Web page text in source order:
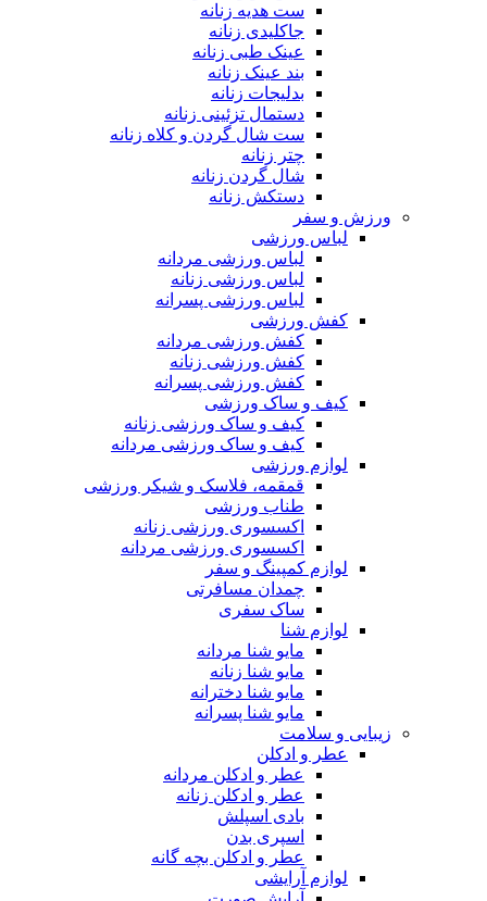
ست هدیه زنانه
جاکلیدی زنانه
عینک طبی زنانه
بند عینک زنانه
بدلیجات زنانه
دستمال تزئینی زنانه
ست شال گردن و کلاه زنانه
چتر زنانه
شال گردن زنانه
دستکش زنانه
ورزش و سفر
لباس ورزشی
لباس ورزشی مردانه
لباس ورزشی زنانه
لباس ورزشی پسرانه
کفش ورزشی
کفش ورزشی مردانه
کفش ورزشی زنانه
کفش ورزشی پسرانه
کیف و ساک ورزشی
کیف و ساک ورزشی زنانه
کیف و ساک ورزشی مردانه
لوازم ورزشی
قمقمه، فلاسک و شیکر ورزشی
طناب ورزشی
اکسسوری ورزشی زنانه
اکسسوری ورزشی مردانه
لوازم کمپینگ و سفر
چمدان مسافرتی
ساک سفری
لوازم شنا
مایو شنا مردانه
مایو شنا زنانه
مایو شنا دخترانه
مایو شنا پسرانه
زیبایی و سلامت
عطر و ادکلن
عطر و ادکلن مردانه
عطر و ادکلن زنانه
بادی اسپلش
اسپری بدن
عطر و ادکلن بچه گانه
لوازم آرایشی